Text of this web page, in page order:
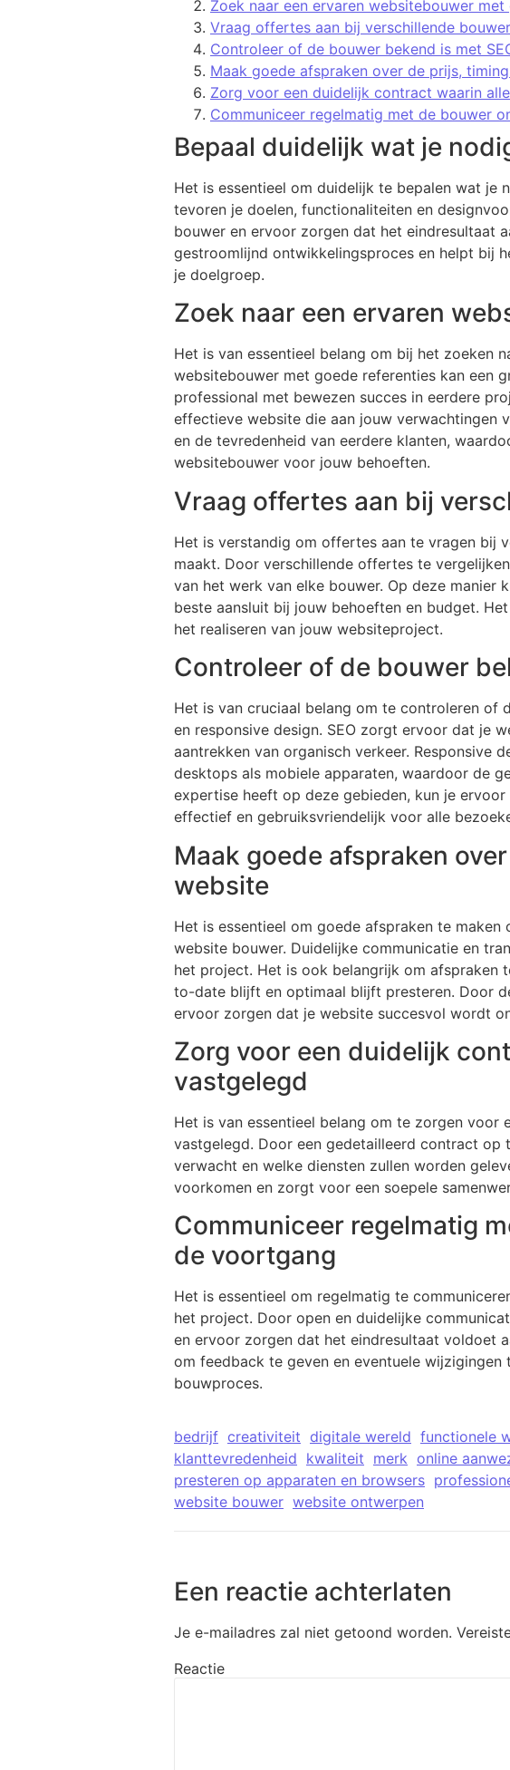
Zoek naar een ervaren websitebouwer
Vraag offertes aan bij verschillende
Controleer of de bouwer bekend is met
Maak goede afspraken over de prijs,
Zorg voor een duidelijk contract waarin
Communiceer regelmatig met de bouwer
Bepaal duidelijk wat je
Het is essentieel om duidelijk te bepalen wat je
tevoren je doelen, functionaliteiten en
bouwer en ervoor zorgen dat het eindresultaat
gestroomlijnd ontwikkelingsproces en helpt bij
je doelgroep.
Zoek naar een ervaren
Het is van essentieel belang om bij het zoeken
websitebouwer met goede referenties kan een
professional met bewezen succes in eerdere
effectieve website die aan jouw verwachtingen
en de tevredenheid van eerdere klanten,
websitebouwer voor jouw behoeften.
Vraag offertes aan bij
Het is verstandig om offertes aan te vragen bij
maakt. Door verschillende offertes te
van het werk van elke bouwer. Op deze manier
beste aansluit bij jouw behoeften en budget.
het realiseren van jouw websiteproject.
Controleer of de bouwer
Het is van cruciaal belang om te controleren of
en responsive design. SEO zorgt ervoor dat je
aantrekken van organisch verkeer.
desktops als mobiele apparaten, waardoor de
expertise heeft op deze gebieden, kun je
effectief en gebruiksvriendelijk voor alle
Maak goede afspraken
website
Het is essentieel om goede afspraken te
website bouwer. Duidelijke communicatie en
het project. Het is ook belangrijk om afspraken
to-date blijft en optimaal blijft presteren. Door
ervoor zorgen dat je website succesvol wordt
Zorg voor een duidelijk
vastgelegd
Het is van essentieel belang om te zorgen
vastgelegd. Door een gedetailleerd contract op
verwacht en welke diensten zullen worden
voorkomen en zorgt voor een soepele
Communiceer regelmatig
de voortgang
Het is essentieel om regelmatig te
het project. Door open en duidelijke
en ervoor zorgen dat het eindresultaat voldoet
om feedback te geven en eventuele
bouwproces.
bedrijf creativiteit digitale wereld functionele
klanttevredenheid kwaliteit merk online
presteren op apparaten en browsers
website bouwer website ontwerpen
Een reactie achterlaten
Je e-mailadres zal niet getoond worden.
Reactie